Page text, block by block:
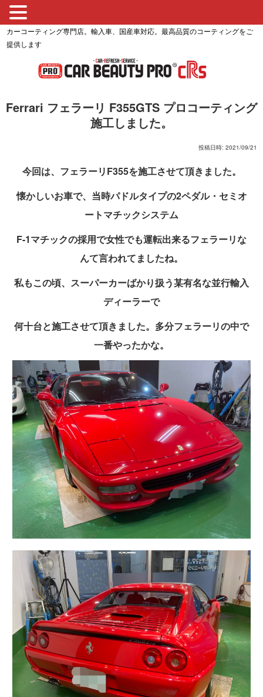
カーコーティング専門店。輸入車、国産車対応。最高品質のコーティングをご
提供します
Ferrari フェラーリ F355GTS プロコーティング
施工しました。
投稿日時: 2021/09/21
今回は、フェラーリF355を施工させて頂きました。
懐かしいお車で、当時パドルタイプの2ペダル・セミオ
ートマチックシステム
F-1マチックの採用で女性でも運転出来るフェラーリな
んて言われてましたね。
私もこの頃、スーパーカーばかり扱う某有名な並行輸入
ディーラーで
何十台と施工させて頂きました。多分フェラーリの中で
一番やったかな。